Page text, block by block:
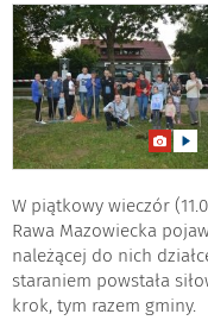
W piątkowy wieczór
Rawa Mazowiecka
należącej do nich
staraniem powstała
krok, tym razem gminy.